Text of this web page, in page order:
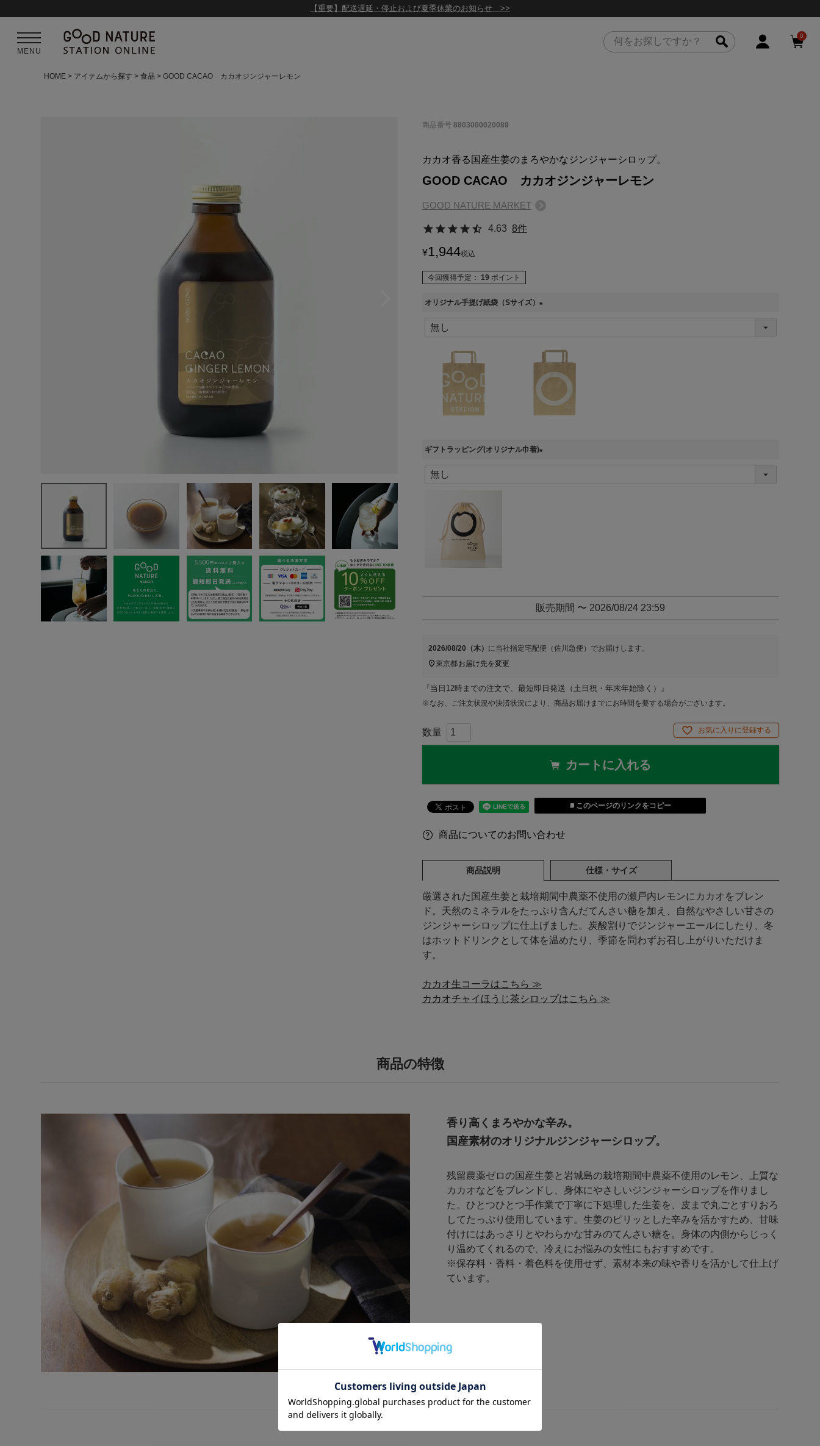
【重要】配送遅延・停止および夏季休業のお知らせ >>
MENU
0
HOME アイテムから探す 食品 GOOD CACAO カカオジンジャーレモン
商品番号 8803000020089
カカオ香る国産生姜のまろやかなジンジャーシロップ。
GOOD CACAO カカオジンジャーレモン
GOOD NATURE MARKET
4.63 8件
¥1,944税込
今回獲得予定： 19 ポイント
オリジナル手提げ紙袋（Sサイズ）
(
須
)
ギフトラッピング(オリジナル巾着)
(
販売期間 〜 2026/08/24 23:59
2026/08/20（木） に 当社指定宅配便（佐川急便） でお届けします。
東京都お届け先を変更
『当日12時までの注文で、最短即日発送（土日祝・年末年始除く）』
※なお、ご注文状況や決済状況により、商品お届けまでにお時間を要する場合がございます。
お気に入りに登録する
カートに入れる
このページのリンクをコピー
商品についてのお問い合わせ
商品説明 仕様・サイズ
厳選された国産生姜と栽培期間中農薬不使用の瀬戸内レモンにカカオをブレン
ド。天然のミネラルをたっぷり含んだてんさい糖を加え、自然なやさしい甘さの
ジンジャーシロップに仕上げました。炭酸割りでジンジャーエールにしたり、冬
はホットドリンクとして体を温めたり、季節を問わずお召し上がりいただけま
す。
カカオ生コーラはこちら ≫
カカオチャイほうじ茶シロップはこちら ≫
商品の特徴
香り高くまろやかな辛み。
国産素材のオリジナルジンジャーシロップ。
残留農薬ゼロの国産生姜と岩城島の栽培期間中農薬不使用のレモン、上質な
カカオなどをブレンドし、身体にやさしいジンジャーシロップを作りまし
た。ひとつひとつ手作業で丁寧に下処理した生姜を、皮まで丸ごとすりおろ
してたっぷり使用しています。生姜のピリッとした辛みを活かすため、甘味
付けにはあっさりとやわらかな甘みのてんさい糖を。身体の内側からじっく
り温めてくれるので、冷えにお悩みの女性にもおすすめです。
※保存料・香料・着色料を使用せず、素材本来の味や香りを活かして仕上げ
ています。